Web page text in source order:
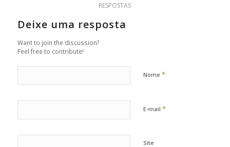
RESPOSTAS
Deixe uma resposta
Want to join the discussion?
Feel free to contribute!
Nome *
E-mail *
Site